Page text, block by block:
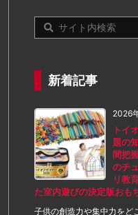
新着記事
2026
トイ
題の
間把
のチ
リ教
た室内遊びの決定版おも
子供の創造力や集中力をど